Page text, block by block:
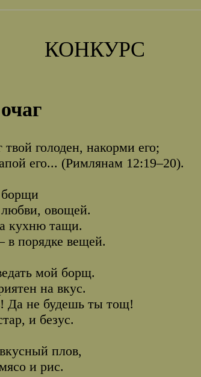
КОНКУРС
голоден, накорми его;
его... (Римлянам 12:19–20).
любви, овощей.
кухню тащи.
в порядке вещей.
мой борщ.
на вкус.
Да не будешь ты тощ!
и безус.
плов,
и рис.